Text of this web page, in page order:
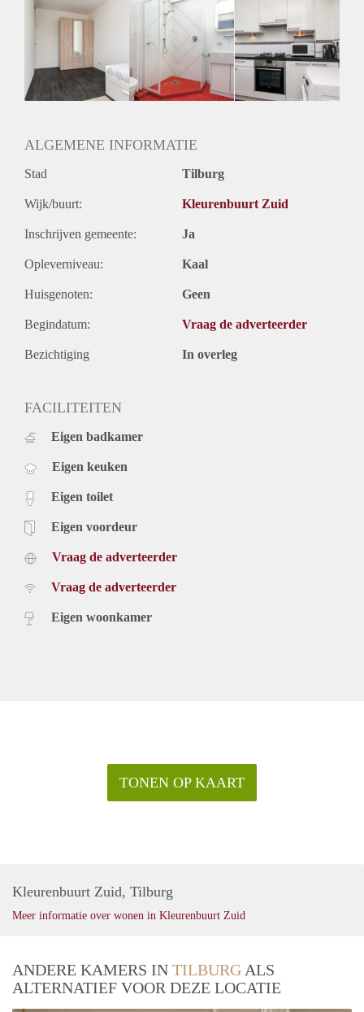
Huurtoeslag
Mogelijk
Inkomen eis
2,6 X De bruto huur
Huurtermijn
Onbepaalde termijn
ALGEMENE INFORMATIE
Stad Tilburg
Wijk/buurt: Kleurenbuurt Zuid
Inschrijven gemeente: Ja
Opleverniveau: Kaal
Huisgenoten: Geen
Begindatum: Vraag de adverteerder
Bezichtiging In overleg
FACILITEITEN
Eigen badkamer
Eigen keuken
Eigen toilet
Eigen voordeur
Vraag de adverteerder
Vraag de adverteerder
Eigen woonkamer
TONEN OP KAART
Kleurenbuurt Zuid, Tilburg
Meer informatie over wonen in Kleurenbuurt Zuid
ANDERE KAMERS IN TILBURG ALS
ALTERNATIEF VOOR DEZE LOCATIE